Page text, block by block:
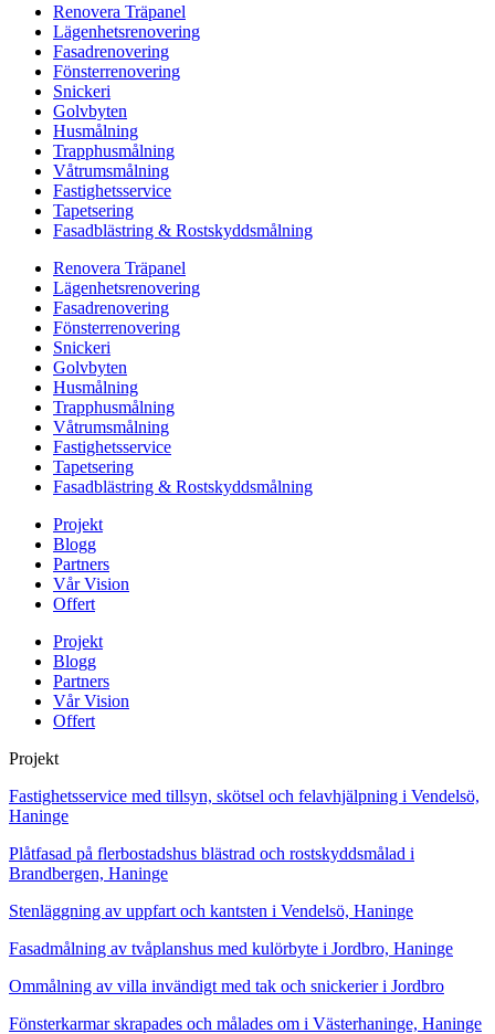
Renovera Träpanel
Lägenhetsrenovering
Fasadrenovering
Fönsterrenovering
Snickeri
Golvbyten
Husmålning
Trapphusmålning
Våtrumsmålning
Fastighetsservice
Tapetsering
Fasadblästring & Rostskyddsmålning
Renovera Träpanel
Lägenhetsrenovering
Fasadrenovering
Fönsterrenovering
Snickeri
Golvbyten
Husmålning
Trapphusmålning
Våtrumsmålning
Fastighetsservice
Tapetsering
Fasadblästring & Rostskyddsmålning
Projekt
Blogg
Partners
Vår Vision
Offert
Projekt
Blogg
Partners
Vår Vision
Offert
Projekt
Fastighetsservice med tillsyn, skötsel och felavhjälpning i Vendelsö,
Haninge
Plåtfasad på flerbostadshus blästrad och rostskyddsmålad i
Brandbergen, Haninge
Stenläggning av uppfart och kantsten i Vendelsö, Haninge
Fasadmålning av tvåplanshus med kulörbyte i Jordbro, Haninge
Ommålning av villa invändigt med tak och snickerier i Jordbro
Fönsterkarmar skrapades och målades om i Västerhaninge, Haninge